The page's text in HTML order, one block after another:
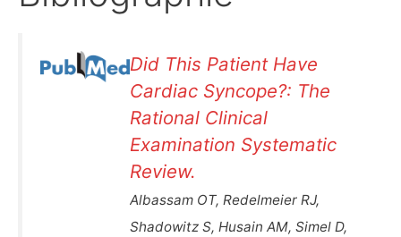
Did This Patient Have
Cardiac Syncope?: The
Rational Clinical
Examination Systematic
Review.
Albassam OT, Redelmeier RJ,
Shadowitz S, Husain AM, Simel D,